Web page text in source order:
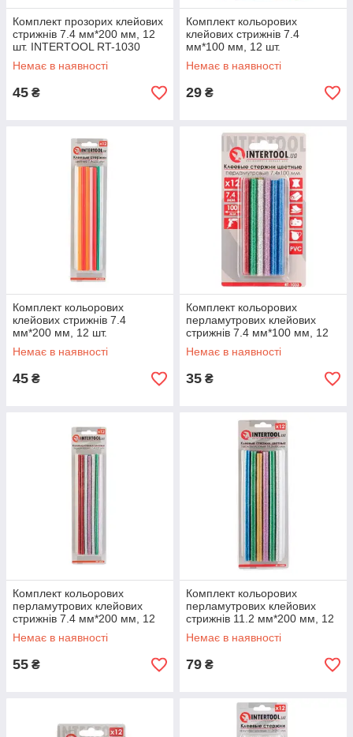
Комплект прозорих клейових
стрижнів 7.4 мм*200 мм, 12
шт. INTERTOOL RT-1030
Немає в наявності
45 ₴
Комплект кольорових
клейових стрижнів 7.4
мм*100 мм, 12 шт.
INTERTOOL RT-1031
Немає в наявності
29 ₴
Комплект кольорових
клейових стрижнів 7.4
мм*200 мм, 12 шт.
INTERTOOL RT-1032
Немає в наявності
45 ₴
Комплект кольорових
перламутрових клейових
стрижнів 7.4 мм*100 мм, 12
шт. INTERTOOL RT-1033
Немає в наявності
35 ₴
Комплект кольорових
перламутрових клейових
стрижнів 7.4 мм*200 мм, 12
шт. INTERTOOL RT-1034
Немає в наявності
55 ₴
Комплект кольорових
перламутрових клейових
стрижнів 11.2 мм*200 мм, 12
шт. INTERTOOL RT-1035
Немає в наявності
79 ₴